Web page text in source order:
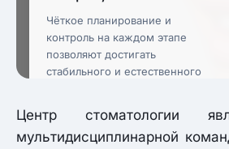
Чёткое планирование и
контроль на каждом этапе
позволяют достигать
стабильного и естественного
Центр стоматологии
мультидисциплинарной